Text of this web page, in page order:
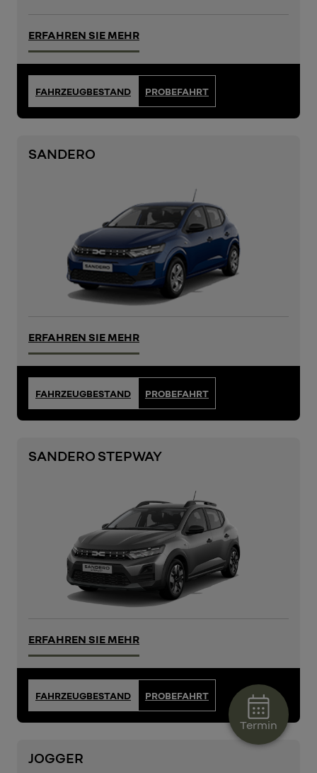
ERFAHREN SIE MEHR
FAHRZEUGBESTAND PROBEFAHRT
SANDERO
ERFAHREN SIE MEHR
FAHRZEUGBESTAND PROBEFAHRT
SANDERO STEPWAY
ERFAHREN SIE MEHR
FAHRZEUGBESTAND PROBEFAHRT
JOGGER
Termin